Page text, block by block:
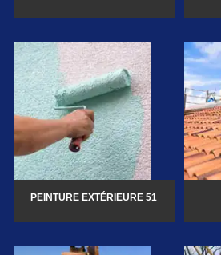
PEINTURE EXTÉRIEURE 51